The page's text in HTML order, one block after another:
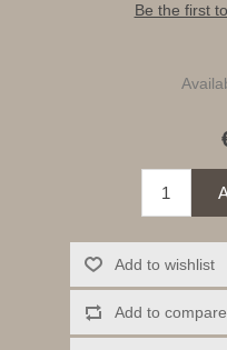
Be the first
Add to wishlist
Add to